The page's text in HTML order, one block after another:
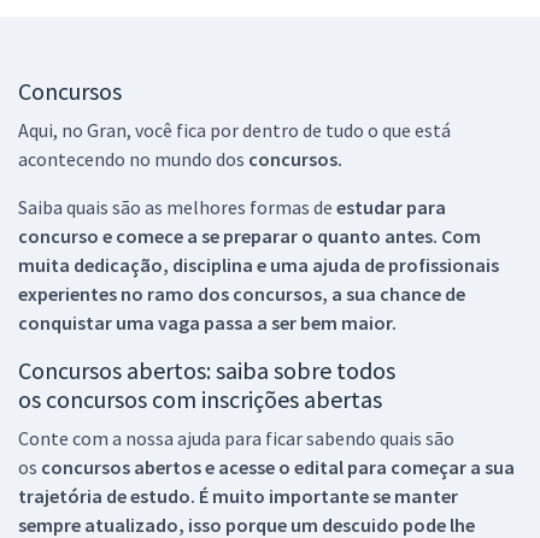
Concursos
Aqui, no Gran, você fica por dentro de tudo o que está
acontecendo no mundo dos concursos.
Saiba quais são as melhores formas de estudar para
concurso e comece a se preparar o quanto antes. Com
muita dedicação, disciplina e uma ajuda de profissionais
experientes no ramo dos concursos, a sua chance de
conquistar uma vaga passa a ser bem maior.
Concursos abertos: saiba sobre todos
os concursos com inscrições abertas
Conte com a nossa ajuda para ficar sabendo quais são
os concursos abertos e acesse o edital para começar a sua
trajetória de estudo. É muito importante se manter
sempre atualizado, isso porque um descuido pode lhe